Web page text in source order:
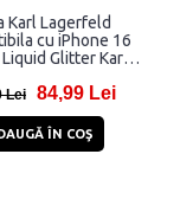
Karl Lagerfeld
cu iPhone 16
Glitter Karl &
Lei 84,99 Lei
ÎN COŞ